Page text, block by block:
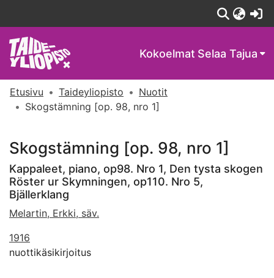
Kokoelmat Selaa Tajua
Etusivu Taideyliopisto
Nuotit
Skogstämning [op. 98, nro 1]
Skogstämning [op. 98, nro 1]
Kappaleet, piano, op98. Nro 1, Den tysta skogen
Röster ur Skymningen, op110. Nro 5,
Bjällerklang
Melartin, Erkki, säv.
1916
nuottikäsikirjoitus